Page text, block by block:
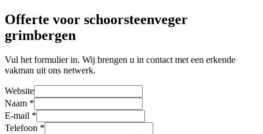
Offerte voor schoorsteenveger
grimbergen
Vul het formulier in. Wij brengen u in contact met een erkende
vakman uit ons netwerk.
Website
Naam *
E-mail *
Telefoon *